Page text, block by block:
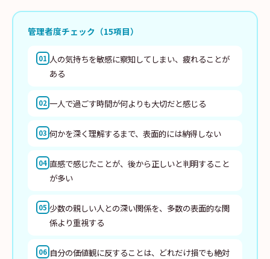
管理者度チェック（15項目）
01 人の気持ちを敏感に察知してしまい、疲れることが
ある
02 一人で過ごす時間が何よりも大切だと感じる
03 何かを深く理解するまで、表面的には納得しない
04 直感で感じたことが、後から正しいと判明すること
が多い
05 少数の親しい人との深い関係を、多数の表面的な関
係より重視する
06 自分の価値観に反することは、どれだけ損でも絶対